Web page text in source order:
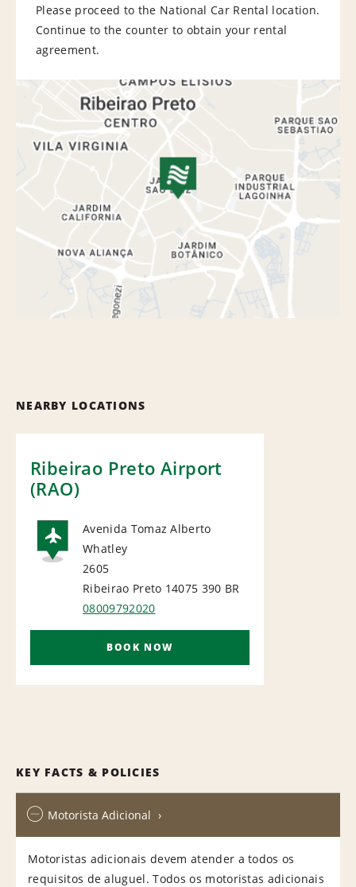
Please proceed to the National Car Rental location.
Continue to the counter to obtain your rental
agreement.
NEARBY LOCATIONS
Ribeirao Preto Airport
(RAO)
AIRPORT
Avenida Tomaz Alberto
Whatley
2605
Ribeirao Preto 14075 390 BR
08009792020
BOOK NOW
KEY FACTS & POLICIES
Motorista Adicional
Motoristas adicionais devem atender a todos os
requisitos de aluguel. Todos os motoristas adicionais